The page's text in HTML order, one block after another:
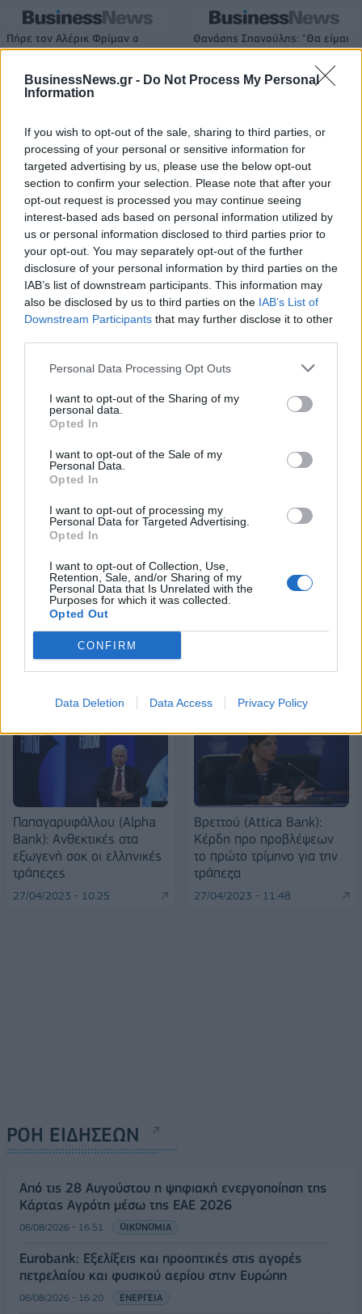
BusinessNews.gr - Do Not Process My Personal
Information
If you wish to opt-out of the sale, sharing to third parties, or
processing of your personal or sensitive information for
targeted advertising by us, please use the below opt-out
section to confirm your selection. Please note that after your
opt-out request is processed you may continue seeing
interest-based ads based on personal information utilized by
us or personal information disclosed to third parties prior to
your opt-out. You may separately opt-out of the further
disclosure of your personal information by third parties on the
IAB’s list of downstream participants. This information may
also be disclosed by us to third parties on the IAB’s List of
Downstream Participants that may further disclose it to other
Personal Data Processing Opt Outs
I want to opt-out of the Sharing of my
personal data.
Opted In
I want to opt-out of the Sale of my
Personal Data.
Opted In
I want to opt-out of processing my
Personal Data for Targeted Advertising.
Opted In
I want to opt-out of Collection, Use,
Retention, Sale, and/or Sharing of my
Personal Data that Is Unrelated with the
Purposes for which it was collected.
Opted Out
CONFIRM
Data Deletion Data Access Privacy Policy
Πήρε τον Αλέρικ Φρίμαν ο
Βίκος Ιωαννίνων
Θανάσης Σπανούλης: "Θα είμαι
χαρούμενος με ένα μετάλλιο"
εκατ. ευρώ τα EBITDA
Viohalco: Αυξημένος κατά 14%
δισ. ευρώ – Στα 446 εκατ. ευρώ
τα EBITDA
ΥΠΕΘΟΟ: Νέες επενδύσεις 1
δισ. ευρώ ως το 2028 για την
Ενέργεια
Η συμφωνία Arval-Athlon αναδιαμορφώνει την αγορά leasing
αναδιάρθρωσης
ΟΤΕ στη διεθνή σειρά δεικτών
FTSE4Good
Alpha Bank: Για πρώτη φορά το Αρχαίο Θέατρο Επιδαύρου άνοιξε τις
πύλες του σε όλους
βιωσιμότητα σε καθημερινή πράξη
ΠΕΡΙΣΣΌΤΕΡΑ ΣΕ ΑΥΤΉ ΤΗΝ ΚΑΤΗΓΟΡΊΑ
Παπαγαρυφάλλου (Alpha
Bank): Ανθεκτικές στα
εξωγενή σοκ οι ελληνικές
τράπεζες
27/04/2023 - 10:25
Βρεττού (Attica Bank):
Κέρδη προ προβλέψεων
το πρώτο τρίμηνο για την
τράπεζα
27/04/2023 - 11:48
ΡΟΗ ΕΙΔΗΣΕΩΝ
Από τις 28 Αυγούστου η ψηφιακή ενεργοποίηση της
Κάρτας Αγρότη μέσω της ΕΑΕ 2026
06/08/2026 - 16:51 ΟΙΚΟΝΟΜΙΑ
Eurobank: Εξελίξεις και προοπτικές στις αγορές
πετρελαίου και φυσικού αερίου στην Ευρώπη
06/08/2026 - 16:20 ΕΝΕΡΓΕΙΑ